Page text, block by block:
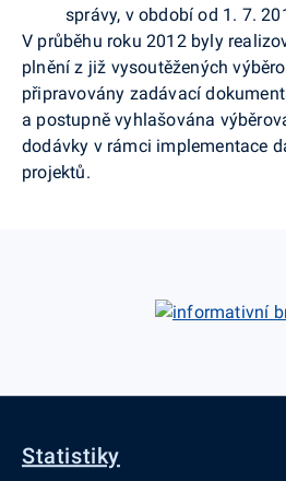
správy, v období od 1. 7.
V průběhu roku 2012 byly
plnění z již vysoutěžených
připravovány zadávací
a postupně vyhlašována
dodávky v rámci implementace
projektů.
Statistiky